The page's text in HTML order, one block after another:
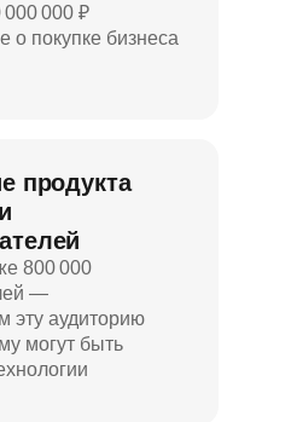
000 000 ₽
о покупке бизнеса
продукта
800 000
—
эту аудиторию
могут быть